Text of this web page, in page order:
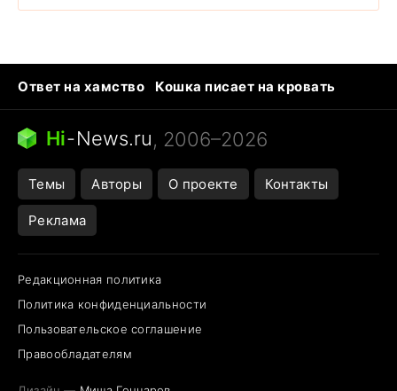
Ответ на хамство
Кошка писает на кровать
Тунцы в океанариуме
Следующая пандемия
Ядовитые пауки России
Открытие в Google Maps
Hi-News.ru, 2006–2026
Темы Авторы О проекте Контакты
Реклама
Редакционная политика
Политика конфиденциальности
Пользовательское соглашение
Правообладателям